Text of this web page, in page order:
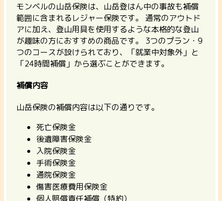
モンベルの山岳保険は、山岳登はん中の事故も補償
範囲に含まれるレジャー保険です。 通常のアウトド
アに加え、登山用具を使用するような本格的な登山
が趣味の方におすすめの商品です。
3つのプラン・9
つのコースが設けられており、「就業中対象外」と
「24時間補償」から選ぶことができます。
補償内容
山岳保険の補償内容は以下の通りです。
死亡保険金
後遺障害保険金
入院保険金
手術保険金
通院保険金
傷害医療費用保険金
個人賠償責任補償（特約）